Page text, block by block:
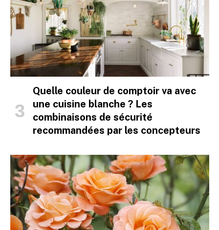
Quelle couleur de comptoir va avec
une cuisine blanche ? Les
combinaisons de sécurité
recommandées par les concepteurs